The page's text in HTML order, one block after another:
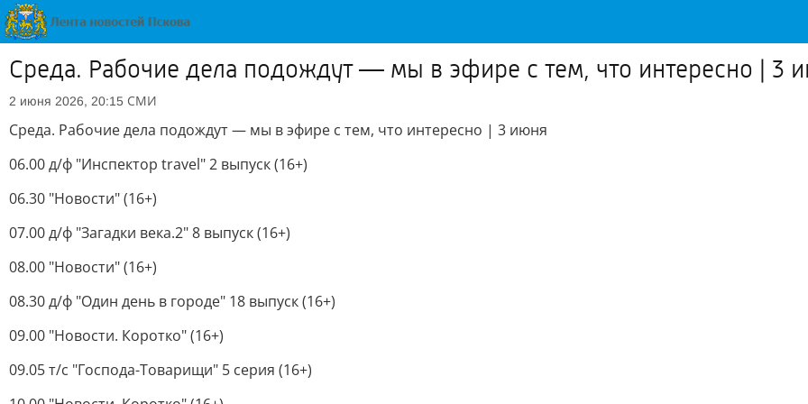
Среда. Рабочие дела подождут — мы в эфире с тем, что интересно | 3
2 июня 2026, 20:15 СМИ
Среда. Рабочие дела подождут — мы в эфире с тем, что интересно | 3 июня
06.00 д/ф "Инспектор travel" 2 выпуск (16+)
06.30 "Новости" (16+)
07.00 д/ф "Загадки века.2" 8 выпуск (16+)
08.00 "Новости" (16+)
08.30 д/ф "Один день в городе" 18 выпуск (16+)
09.00 "Новости. Коротко" (16+)
09.05 т/с "Господа-Товарищи" 5 серия (16+)